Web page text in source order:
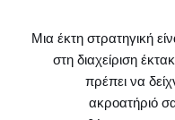
Μια έκτη στρατηγική
στη διαχείριση
πρέπει να
ακροατήριό